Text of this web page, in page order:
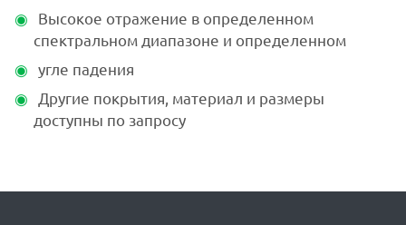
Высокое отражение в определенном
спектральном диапазоне и определенном
угле падения
Другие покрытия, материал и размеры
доступны по запросу